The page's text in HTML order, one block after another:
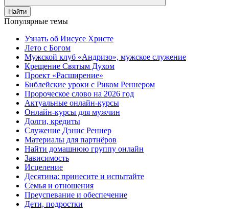
Найти
Популярные темы
Узнать об Иисусе Христе
Лето с Богом
Мужской клуб «Андризо», мужское служение
Крещение Святым Духом
Проект «Расширение»
Библейские уроки с Риком Реннером
Пророческое слово на 2026 год
Актуальные онлайн-курсы
Онлайн-курсы для мужчин
Долги, кредиты
Служение Дэнис Реннер
Материалы для партнёров
Найти домашнюю группу онлайн
Зависимость
Исцеление
Десятина: принесите и испытайте
Семья и отношения
Преуспевание и обеспечение
Дети, подростки